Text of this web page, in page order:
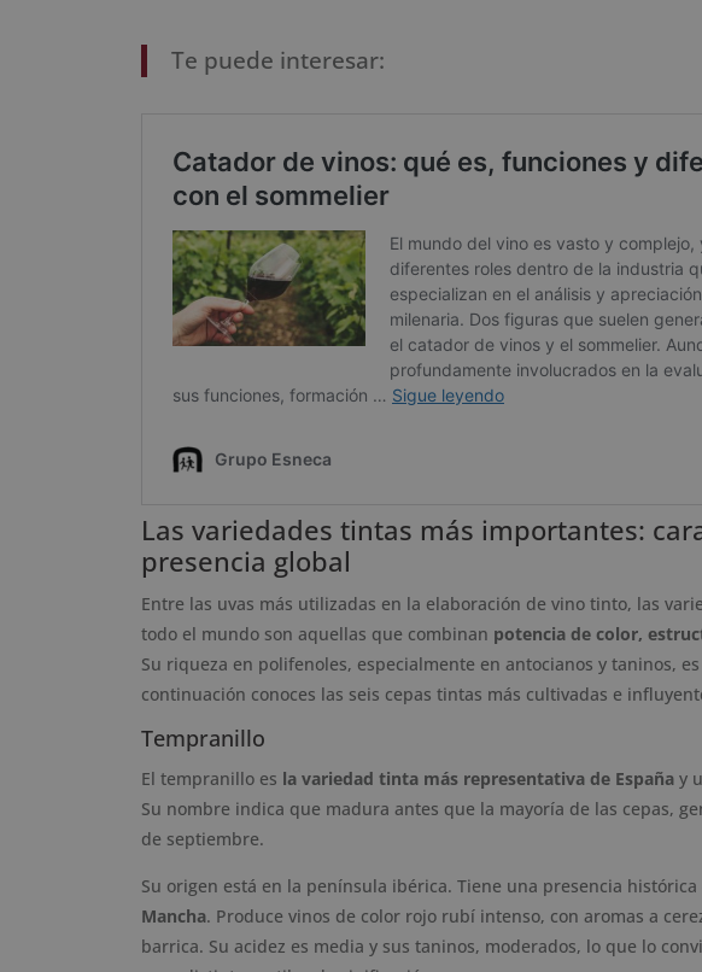
Te puede interesar:
Las variedades tintas más importantes:
presencia global
Entre las uvas más utilizadas en la elaboración de vino tinto, las
todo el mundo son aquellas que combinan potencia de color,
Su riqueza en polifenoles, especialmente en antocianos y taninos,
continuación conoces las seis cepas tintas más cultivadas e
Tempranillo
El tempranillo es la variedad tinta más representativa de España y
Su nombre indica que madura antes que la mayoría de las cepas,
de septiembre.
Su origen está en la península ibérica. Tiene una presencia histórica
Mancha. Produce vinos de color rojo rubí intenso, con aromas a
barrica. Su acidez es media y sus taninos, moderados, lo que lo